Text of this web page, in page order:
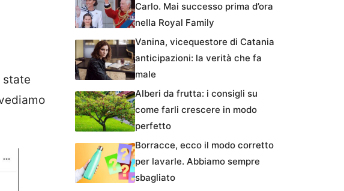
state
Carlo. Mai successo prima d’ora
nella Royal Family
Vanina, vicequestore di Catania
anticipazioni: la verità che fa
male
Alberi da frutta: i consigli su
come farli crescere in modo
perfetto
Borracce, ecco il modo corretto
per lavarle. Abbiamo sempre
sbagliato